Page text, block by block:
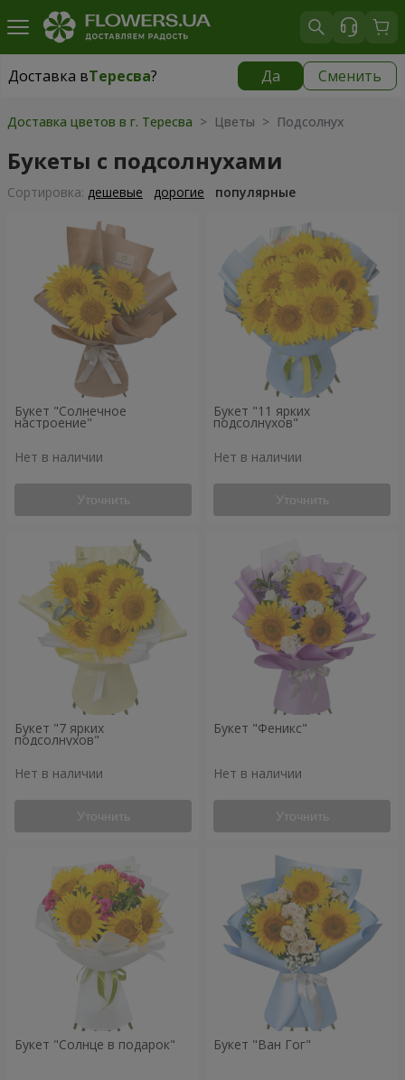
Доставка вТересва? Да Сменить
Доставка вТересва|
Доставка цветов в г. Тересва > Цветы > Подсолнух
Букеты с подсолнухами
Cортировка: дешевые дорогие популярные
Букет "Солнечное
настроение"
Нет в наличии
Уточнить
Букет "11 ярких
подсолнухов"
Нет в наличии
Уточнить
Букет "7 ярких
подсолнухов"
Нет в наличии
Уточнить
Букет "Феникс"
Нет в наличии
Уточнить
Букет "Солнце в подарок" Букет "Ван Гог"